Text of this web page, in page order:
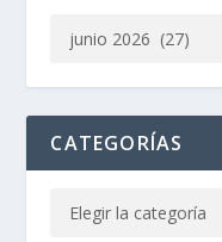
CATEGORÍAS